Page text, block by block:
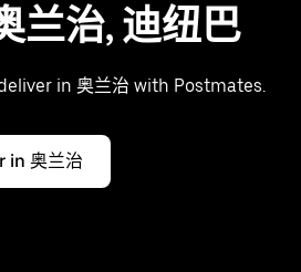
兰治, 迪纽巴
in 奥兰治 with Postmates.
in 奥兰治